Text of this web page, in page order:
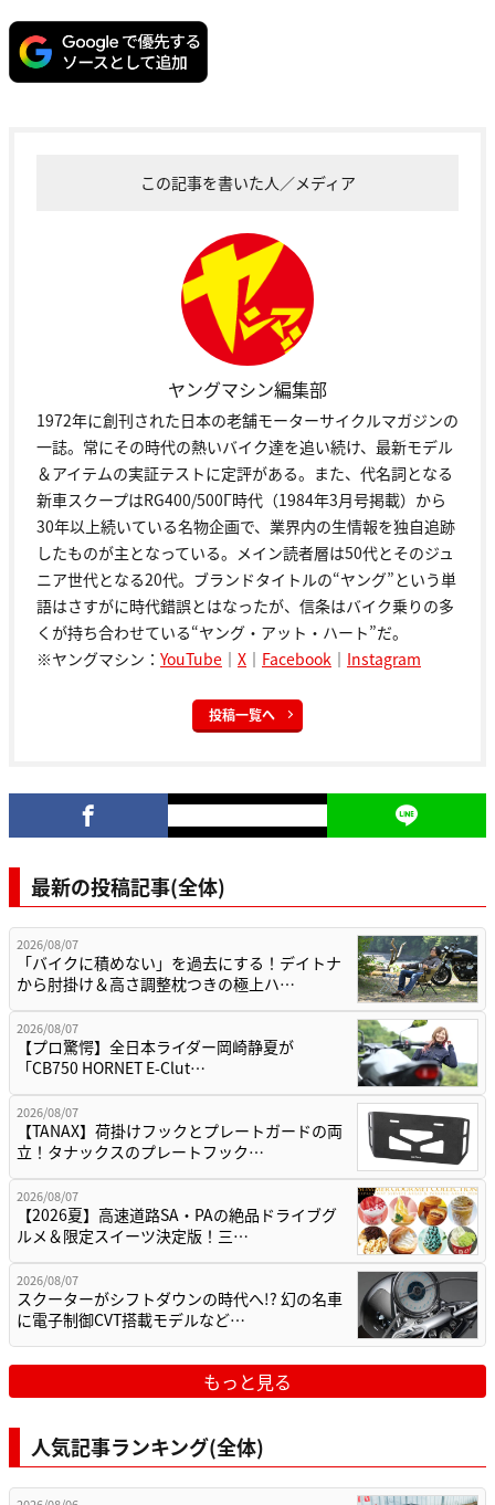
この記事を書いた人／メディア
ヤングマシン編集部
1972年に創刊された日本の老舗モーターサイクルマガジンの
一誌。常にその時代の熱いバイク達を追い続け、最新モデル
＆アイテムの実証テストに定評がある。また、代名詞となる
新車スクープはRG400/500Γ時代（1984年3月号掲載）から
30年以上続いている名物企画で、業界内の生情報を独自追跡
したものが主となっている。メイン読者層は50代とそのジュ
ニア世代となる20代。ブランドタイトルの“ヤング”という単
語はさすがに時代錯誤とはなったが、信条はバイク乗りの多
くが持ち合わせている“ヤング・アット・ハート”だ。
※ヤングマシン： YouTube ｜ X ｜ Facebook ｜ Instagram
投稿一覧へ
最新の投稿記事(全体)
2026/08/07
「バイクに積めない」を過去にする！デイトナ
から肘掛け＆高さ調整枕つきの極上ハ…
2026/08/07
【プロ驚愕】全日本ライダー岡崎静夏が
「CB750 HORNET E-Clut…
2026/08/07
【TANAX】荷掛けフックとプレートガードの両
立！タナックスのプレートフック…
2026/08/07
【2026夏】高速道路SA・PAの絶品ドライブグ
ルメ＆限定スイーツ決定版！三…
2026/08/07
スクーターがシフトダウンの時代へ!? 幻の名車
に電子制御CVT搭載モデルなど…
もっと見る
人気記事ランキング(全体)